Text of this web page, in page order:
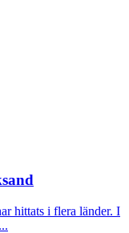
hittats i flera länder. I